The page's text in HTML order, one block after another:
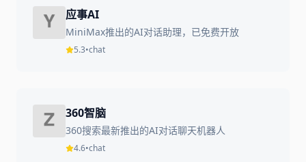
应事AI
MiniMax推出的AI对话助理，已免费开放
5.3•chat
360智脑
360搜索最新推出的AI对话聊天机器人
4.6•chat